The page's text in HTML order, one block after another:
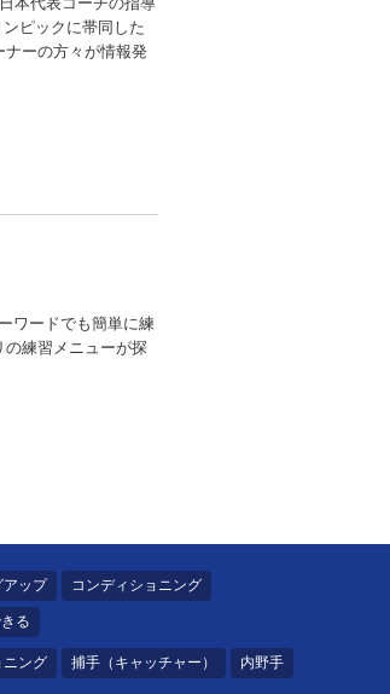
ピックに帯同した
ナーの方々が情報発
ワードでも簡単に練
練習メニューが探
アップ コンディショニング
る
ニング 捕手（キャッチャー） 内野手